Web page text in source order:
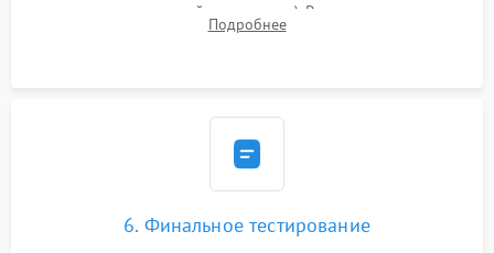
зазоров до сотых долей миллиметра). Регулировка прижима
ножей, ширины обметки и хода дифференциального
Подробнее
6. Финальное тестирование